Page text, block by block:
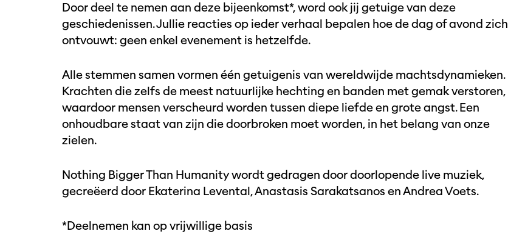
Door deel te nemen aan deze bijeenkomst*, word ook jij getuige van deze
geschiedenissen. Jullie reacties op ieder verhaal bepalen hoe de dag of avond zich
ontvouwt: geen enkel evenement is hetzelfde.
Alle stemmen samen vormen één getuigenis van wereldwijde machtsdynamieken.
Krachten die zelfs de meest natuurlijke hechting en banden met gemak verstoren,
waardoor mensen verscheurd worden tussen diepe liefde en grote angst. Een
onhoudbare staat van zijn die doorbroken moet worden, in het belang van onze
zielen.
Nothing Bigger Than Humanity wordt gedragen door doorlopende live muziek,
gecreëerd door Ekaterina Levental, Anastasis Sarakatsanos en Andrea Voets.
*Deelnemen kan op vrijwillige basis
Inzoomen Inzoomen